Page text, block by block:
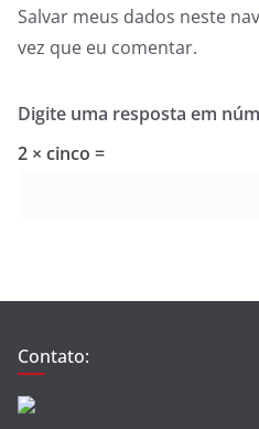
Salvar meus dados neste
vez que eu comentar.
Digite uma resposta em
2 × cinco =
Contato: